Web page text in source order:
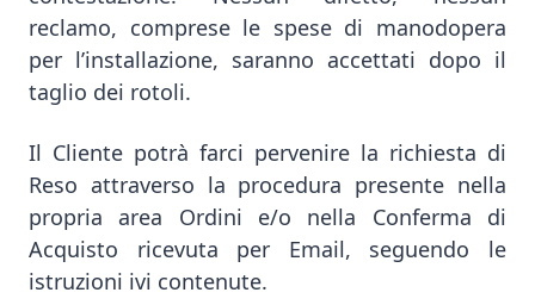
reclamo, comprese le spese di manodopera
per l’installazione, saranno accettati dopo il
taglio dei rotoli.
Il Cliente potrà farci pervenire la richiesta di
Reso attraverso la procedura presente nella
propria area Ordini e/o nella Conferma di
Acquisto ricevuta per Email, seguendo le
istruzioni ivi contenute.